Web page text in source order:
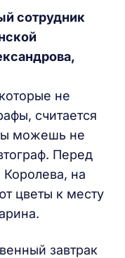
сотрудник
не
считается
можешь не
Перед
Королева, на
цветы к месту
завтрак